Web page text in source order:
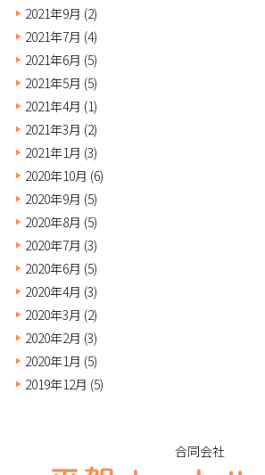
2021年9月 (2)
2021年7月 (4)
2021年6月 (5)
2021年5月 (5)
2021年4月 (1)
2021年3月 (2)
2021年1月 (3)
2020年10月 (6)
2020年9月 (5)
2020年8月 (5)
2020年7月 (3)
2020年6月 (5)
2020年4月 (3)
2020年3月 (2)
2020年2月 (3)
2020年1月 (5)
2019年12月 (5)
合同会社